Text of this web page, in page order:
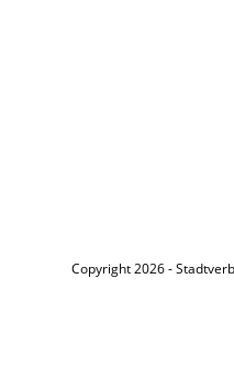
Copyright 2026 -